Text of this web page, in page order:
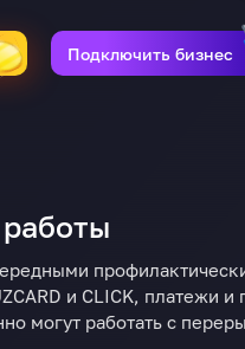
Подключить бизнес
и CLICK, платежи и
могут работать с